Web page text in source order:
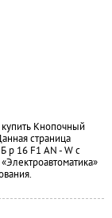
купить Кнопочный
страница
р 16 F1 АN - W с